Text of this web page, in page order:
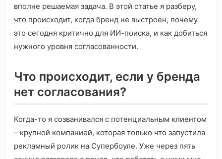
вполне решаемая задача. В этой статье я разберу,
что происходит, когда бренд не выстроен, почему
это сегодня критично для ИИ-поиска, и как добиться
нужного уровня согласованности.
Что происходит, если у бренда
нет согласования?
Когда-то я созванивался с потенциальным клиентом
– крупной компанией, которая только что запустила
рекламный ролик на Супербоуле. Уже через пять